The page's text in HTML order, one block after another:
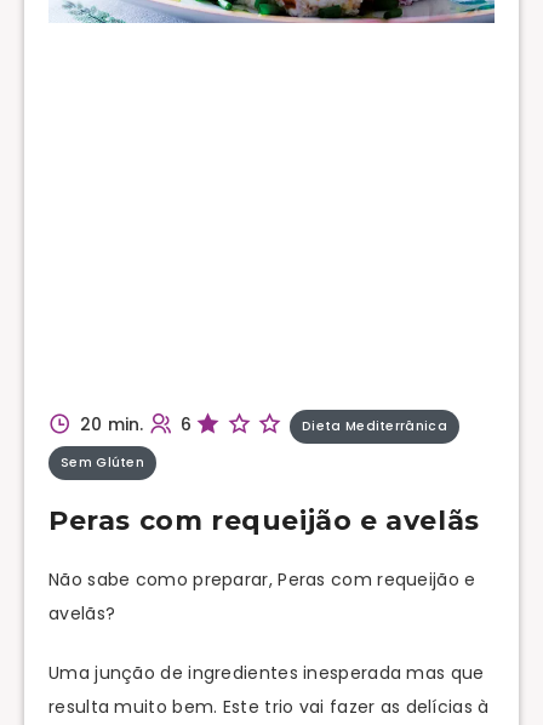
20 min. 6 Dieta Mediterrânica
Sem Glúten
Peras com requeijão e avelãs
Não sabe como preparar, Peras com requeijão e
avelãs?
Uma junção de ingredientes inesperada mas que
resulta muito bem. Este trio vai fazer as delícias à